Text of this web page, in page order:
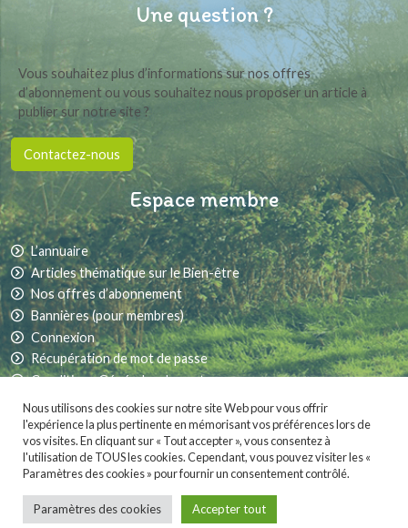
Une question ?
Vous souhaitez plus d’informations sur nos offres
d’abonnement ou vous souhaitez nous proposer un article à
publier sur notre site ?
Contactez-nous
Espace membre
L’annuaire
Articles thématique sur le Bien-être
Nos offres d’abonnement
Bannières (pour membres)
Connexion
Récupération de mot de passe
Conditions Générales de vente
Partager sur les réseaux sociaux :
MaVieNature.fr est fièrement propulsé par . Une création Whornat Design
Mentions légales| Conditions générales de vente
Nous utilisons des cookies sur notre site Web pour vous offrir
l'expérience la plus pertinente en mémorisant vos préférences lors de
vos visites. En cliquant sur « Tout accepter », vous consentez à
l'utilisation de TOUS les cookies. Cependant, vous pouvez visiter les «
Paramètres des cookies » pour fournir un consentement contrôlé.
Paramètres des cookies Accepter tout